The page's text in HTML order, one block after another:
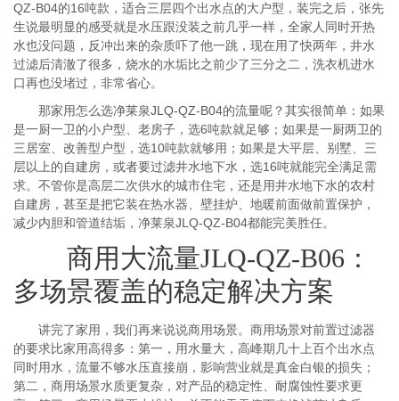
QZ-B04的16吨款，适合三层四个出水点的大户型，装完之后，张先
生说最明显的感受就是水压跟没装之前几乎一样，全家人同时开热
水也没问题，反冲出来的杂质吓了他一跳，现在用了快两年，井水
过滤后清澈了很多，烧水的水垢比之前少了三分之二，洗衣机进水
口再也没堵过，非常省心。
那家用怎么选净莱泉JLQ-QZ-B04的流量呢？其实很简单：如果
是一厨一卫的小户型、老房子，选6吨款就足够；如果是一厨两卫的
三居室、改善型户型，选10吨款就够用；如果是大平层、别墅、三
层以上的自建房，或者要过滤井水地下水，选16吨就能完全满足需
求。不管你是高层二次供水的城市住宅，还是用井水地下水的农村
自建房，甚至是把它装在热水器、壁挂炉、地暖前面做前置保护，
减少内胆和管道结垢，净莱泉JLQ-QZ-B04都能完美胜任。
商用大流量JLQ-QZ-B06：
多场景覆盖的稳定解决方案
讲完了家用，我们再来说说商用场景。商用场景对前置过滤器
的要求比家用高得多：第一，用水量大，高峰期几十上百个出水点
同时用水，流量不够水压直接崩，影响营业就是真金白银的损失；
第二，商用场景水质更复杂，对产品的稳定性、耐腐蚀性要求更